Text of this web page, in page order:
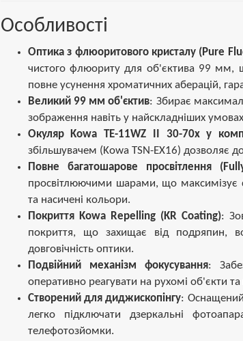
Особливості
Оптика з флюоритового кристалу (Pure
чистого флюориту для об'єктива 99 мм,
повне усунення хроматичних аберацій,
Великий 99 мм об'єктив: Збирає
зображення навіть у найскладніших
Окуляр Kowa TE-11WZ II 30-70x у
збільшувачем (Kowa TSN-EX16) дозволяє
Повне багатошарове просвітлення
просвітлюючими шарами, що максимізує
та насичені кольори.
Покриття Kowa Repelling (KR Coating):
покриття, що захищає від подряпин,
довговічність оптики.
Подвійний механізм фокусування:
оперативно реагувати на рухомі об'єкти
Створений для диджископінгу:
легко підключати дзеркальні
телефотозйомки.